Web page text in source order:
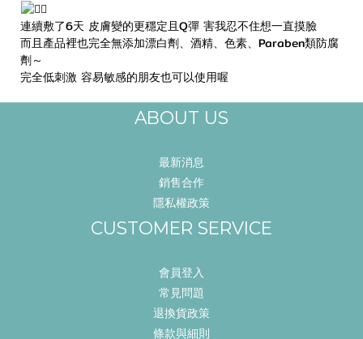
連續敷了6天 皮膚變的更穩定且Q彈 害我忍不住想一直摸臉
而且產品裡也完全無添加漂白劑、酒精、色素、Paraben類防腐
劑～
完全低刺激 容易敏感的朋友也可以使用喔
ABOUT US
最新消息
銷售合作
隱私權政策
CUSTOMER SERVICE
會員登入
常見問題
退換貨政策
條款與細則